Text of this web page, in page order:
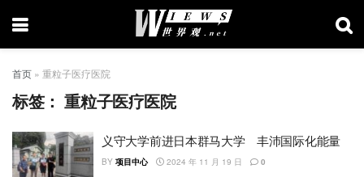
首页 » 重粒子医疗医院
标签：重粒子医疗医院
义守大学前进日本群马大学 丰沛国际化能量
BY 项目中心 2024 年 11 月 19 日 0